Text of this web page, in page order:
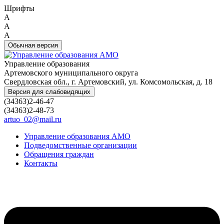
Шрифты
A
A
A
Обычная версия
Управление образования
Артемовского муниципального округа
Свердловская обл., г. Артемовский, ул. Комсомольская, д. 18
Версия для слабовидящих
(34363)2-46-47
(34363)2-48-73
artuo_02@mail.ru
Управление образования АМО
Подведомственные организации
Обращения граждан
Контакты